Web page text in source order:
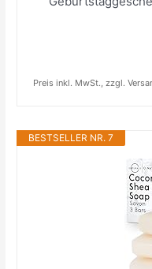
Preis inkl. MwSt., zzgl.
BESTSELLER NR. 7